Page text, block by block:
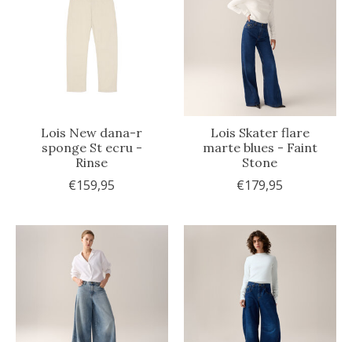
Lois New dana-r
sponge St ecru -
Rinse
€159,95
Lois Skater flare
marte blues - Faint
Stone
€179,95